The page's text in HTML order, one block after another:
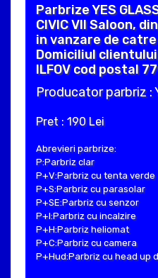
Parbrize YES
CIVIC VII Saloon,
in vanzare de
Domiciliul clientului
ILFOV cod postal
Producator parbriz :
Pret : 190 Lei
Abrevieri parbrize:
P:Parbriz clar
P+V:Parbriz cu tenta verde
P+S:Parbriz cu parasolar
P+SE:Parbriz cu senzor
P+I:Parbriz cu incalzire
P+H:Parbriz heliomat
P+C:Parbriz cu camera
P+Hud:Parbriz cu head up